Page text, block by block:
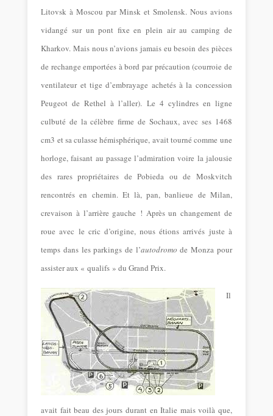
Litovsk à Moscou par Minsk et Smolensk. Nous avions
vidangé sur un pont fixe en plein air au camping de
Kharkov. Mais nous n’avions jamais eu besoin des pièces
de rechange emportées à bord par précaution (courroie de
ventilateur et tige d’embrayage achetés à la concession
Peugeot de Rethel à l’aller). Le 4 cylindres en ligne
culbuté de la célèbre firme de Sochaux, avec ses 1468
cm3 et sa culasse hémisphérique, avait tourné comme une
horloge, faisant au passage l’admiration voire la jalousie
des rares propriétaires de Pobieda ou de Moskvitch
rencontrés en chemin. Et là, pan, banlieue de Milan,
crevaison à l’arrière gauche ! Après un changement de
roue avec le cric d’origine, nous étions arrivés juste à
temps dans les parkings de l’autodromo de Monza pour
assister aux « qualifs » du Grand Prix.
Il
avait fait beau des jours durant en Italie mais voilà que,